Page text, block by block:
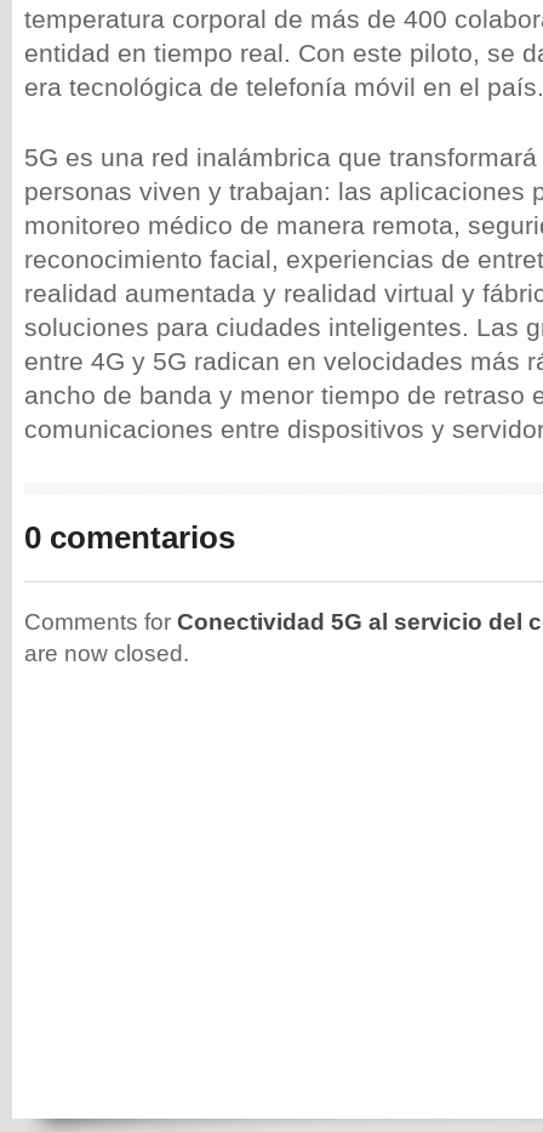
temperatura corporal de más de 400
entidad en tiempo real. Con este piloto, se
era tecnológica de telefonía móvil en el país.
5G es una red inalámbrica que
personas viven y trabajan: las aplicaciones
monitoreo médico de manera remota,
reconocimiento facial, experiencias de
realidad aumentada y realidad virtual y
soluciones para ciudades inteligentes. Las
entre 4G y 5G radican en velocidades más
ancho de banda y menor tiempo de retraso
comunicaciones entre dispositivos y
0 comentarios
Comments for Conectividad 5G al servicio del
are now closed.